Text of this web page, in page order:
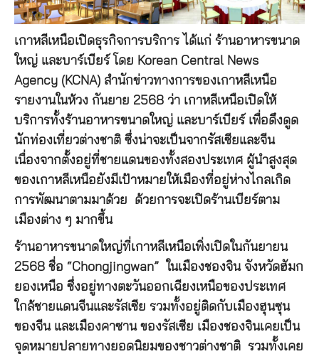
เกาหลีเหนือเปิดธุรกิจการบริการ ได้แก่ ร้านอาหารขนาด
ใหญ่ และบาร์เบียร์ โดย Korean Central News
Agency (KCNA) สำนักข่าวทางการของเกาหลีเหนือ
รายงานในห้วง กันยาย 2568 ว่า เกาหลีเหนือเปิดให้
บริการทั้งร้านอาหารขนาดใหญ่ และบาร์เบียร์ เพื่อดึงดูด
นักท่องเที่ยวต่างชาติ ซึ่งน่าจะเป็นจากรัสเซียและจีน
เนื่องจากตั้งอยู่ที่ชายแดนของทั้งสองประเทศ ผู้นำสูงสุด
ของเกาหลีเหนือยังมีเป้าหมายให้เมืองที่อยู่ห่างไกลเกิด
การพัฒนาตามมาด้วย ด้วยการจะเปิดร้านเบียร์ตาม
เมืองต่าง ๆ มากขึ้น
ร้านอาหารขนาดใหญ่ที่เกาหลีเหนือเพิ่งเปิดในกันยายน
2568 ชื่อ “Chongjingwan” ในเมืองชองจิน จังหวัดฮัมก
ยองเหนือ ซึ่งอยู่ทางตะวันออกเฉียงเหนือของประเทศ
ใกล้ชายแดนจีนและรัสเซีย รวมทั้งอยู่ติดกับเมืองฮุนซุน
ของจีน และเมืองคาซาน ของรัสเซีย เมืองชองจินเคยเป็น
จุดหมายปลายทางยอดนิยมของชาวต่างชาติ รวมทั้งเคย